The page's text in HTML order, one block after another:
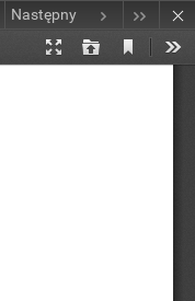
Następny